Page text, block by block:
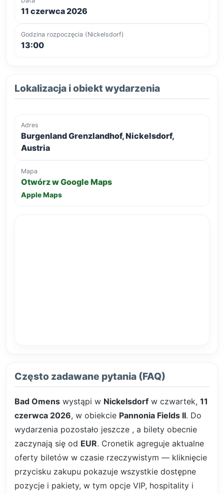
11 czerwca 2026
Godzina rozpoczęcia (Nickelsdorf)
13:00
Lokalizacja i obiekt wydarzenia
Adres
Burgenland Grenzlandhof, Nickelsdorf,
Austria
Mapa
Otwórz w Google Maps
Apple Maps
Często zadawane pytania (FAQ)
Bad Omens wystąpi w Nickelsdorf w czwartek, 11
czerwca 2026, w obiekcie Pannonia Fields II. Do
wydarzenia pozostało jeszcze , a bilety obecnie
zaczynają się od EUR. Cronetik agreguje aktualne
oferty biletów w czasie rzeczywistym — kliknięcie
przycisku zakupu pokazuje wszystkie dostępne
pozycje i pakiety, w tym opcje VIP, hospitality i